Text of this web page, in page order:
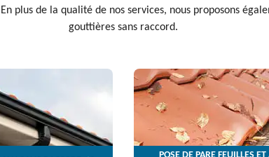
plus de la qualité de nos services, nous proposons
gouttières sans raccord.
POSE DE PARE FEUILLES